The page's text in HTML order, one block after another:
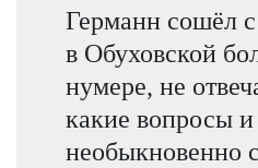
Германн сошёл
в Обуховской
нумере, не
какие вопросы
необыкновенно